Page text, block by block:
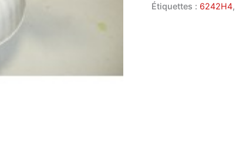
Étiquettes : 6242H4,